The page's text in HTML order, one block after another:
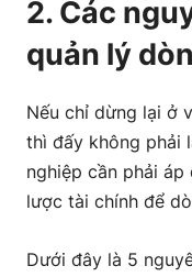
2. Các
quản lý
Nếu chỉ dừng lại ở
thì đấy không phải
nghiệp cần phải
lược tài chính để
Dưới đây là 5